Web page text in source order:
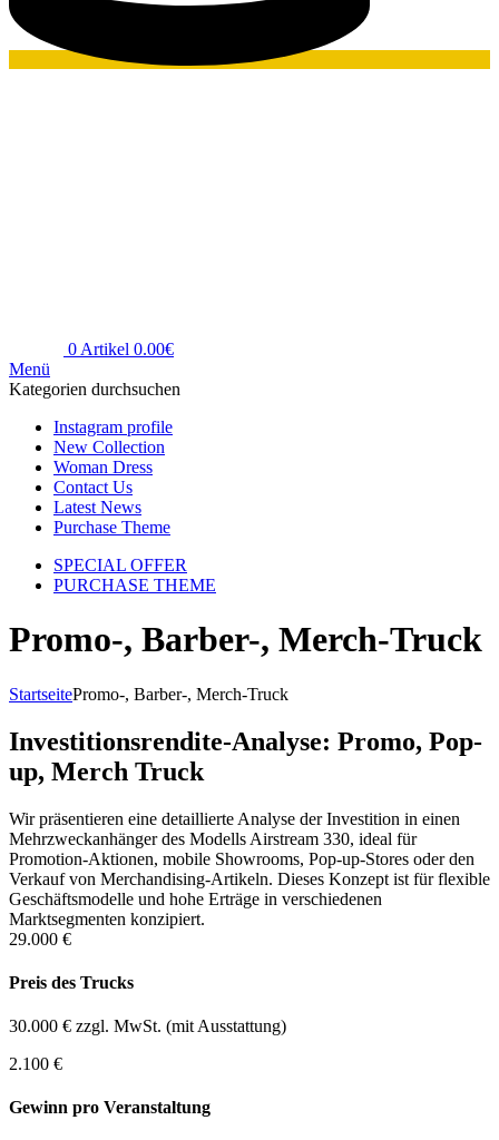
0 Artikel 0.00€
Menü
Kategorien durchsuchen
Instagram profile
New Collection
Woman Dress
Contact Us
Latest News
Purchase Theme
SPECIAL OFFER
PURCHASE THEME
Promo-, Barber-, Merch-Truck
StartseitePromo-, Barber-, Merch-Truck
Investitionsrendite-Analyse: Promo, Pop-
up, Merch Truck
Wir präsentieren eine detaillierte Analyse der Investition in einen
Mehrzweckanhänger des Modells Airstream 330, ideal für
Promotion-Aktionen, mobile Showrooms, Pop-up-Stores oder den
Verkauf von Merchandising-Artikeln. Dieses Konzept ist für flexible
Geschäftsmodelle und hohe Erträge in verschiedenen
Marktsegmenten konzipiert.
29.000 €
Preis des Trucks
30.000 € zzgl. MwSt. (mit Ausstattung)
2.100 €
Gewinn pro Veranstaltung